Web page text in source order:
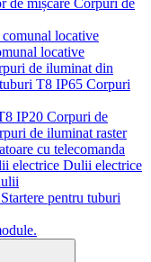
Corpuri de
locative
de iluminat din
Corpuri
Corpuri de
Dulii electrice
Startere pentru tuburi